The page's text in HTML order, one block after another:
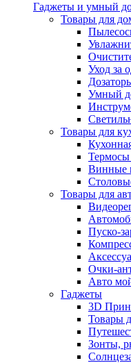
Гаджеты и умный
Товары для
Уход за
Умный
Товары для
Винные
Товары для
Пуско-
Очки-
Авто
Гаджеты
3D
Товары
Зонты,